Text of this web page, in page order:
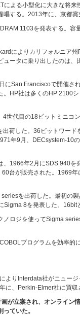
よる小型化に大きな将
する。2013年に、京都
1103を発表する。容
によりカリフォルニア
ータに乗り出したのは
にSan Franciscoで開催
HP社は多くのHP 2100
世代目の18ビットミニコ
荷した。36ビットワー
年9月、DECsystem-10
1966年2月にSDS 940
台が販売された。1969
を出荷した。最初の
8を発表した。
ロジを使ってSigma
プログラムを効率的
よりInterdata社がニュー
に、Perkin-Elmer社に買収
が立案され、オンライ
ていた。